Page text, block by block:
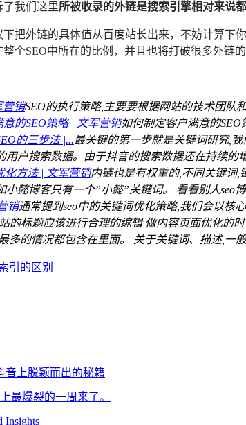
了我们这里所被收录的外链是搜索引擎相对来说
把外链的具体值从百度站长出来，不妨计算
个SEO中所在的比例，并且也将打破很多外
营销SEO的执行策略,主要要根据网站的技术团队
的SEO策略 | 文军营销如何制定客户满意的SEO
的三步法 |...最关键的第一步就是关键词研究,
户搜索数据。由于抖音的搜索数据还在持续
化方法 | 文军营销内链也是有权重的,不同关键词,
懿博客只有一个”小懿”关键词。 看看别人
销通常提到seo中的关键词优化策略,我们会以核
的标题应该进行合理的编辑 做内容页面优化
多的情况都包含在里面。 关于关键词、描述,一
引的区别
音上脱颖而出的秘籍
最爆裂的一周来了。